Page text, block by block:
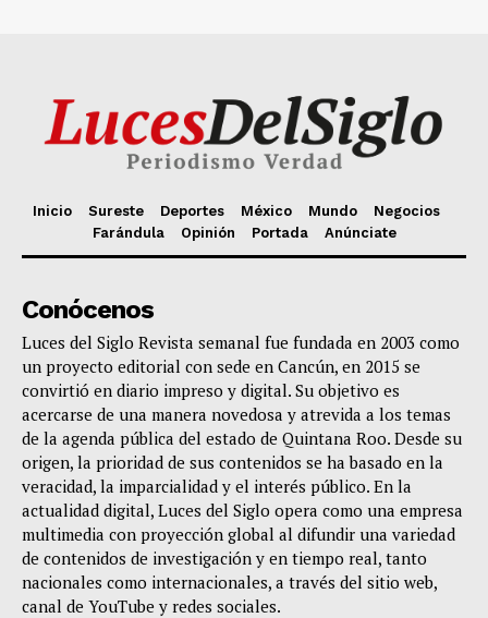
Inicio Sureste Deportes México Mundo
Negocios
Farándula
Opinión Portada Anúnciate
Conócenos
Luces del Siglo Revista semanal fue fundada en 2003 como
un proyecto editorial con sede en Cancún, en 2015 se
convirtió en diario impreso y digital. Su objetivo es
acercarse de una manera novedosa y atrevida a los temas
de la agenda pública del estado de Quintana Roo. Desde su
origen, la prioridad de sus contenidos se ha basado en la
veracidad, la imparcialidad y el interés público. En la
actualidad digital, Luces del Siglo opera como una empresa
multimedia con proyección global al difundir una variedad
de contenidos de investigación y en tiempo real, tanto
nacionales como internacionales, a través del sitio web,
canal de YouTube y redes sociales.